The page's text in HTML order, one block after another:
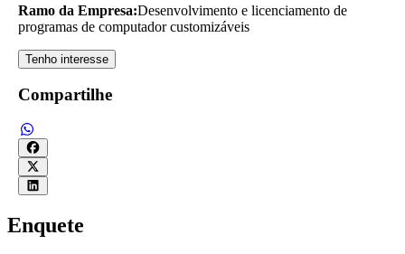
Ramo da Empresa:Desenvolvimento e licenciamento de
programas de computador customizáveis
Tenho interesse
Compartilhe
Enquete